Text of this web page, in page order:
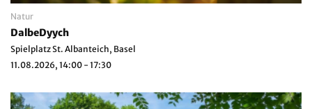
Natur
DalbeDyych
Spielplatz St. Albanteich, Basel
11.08.2026, 14:00 - 17:30